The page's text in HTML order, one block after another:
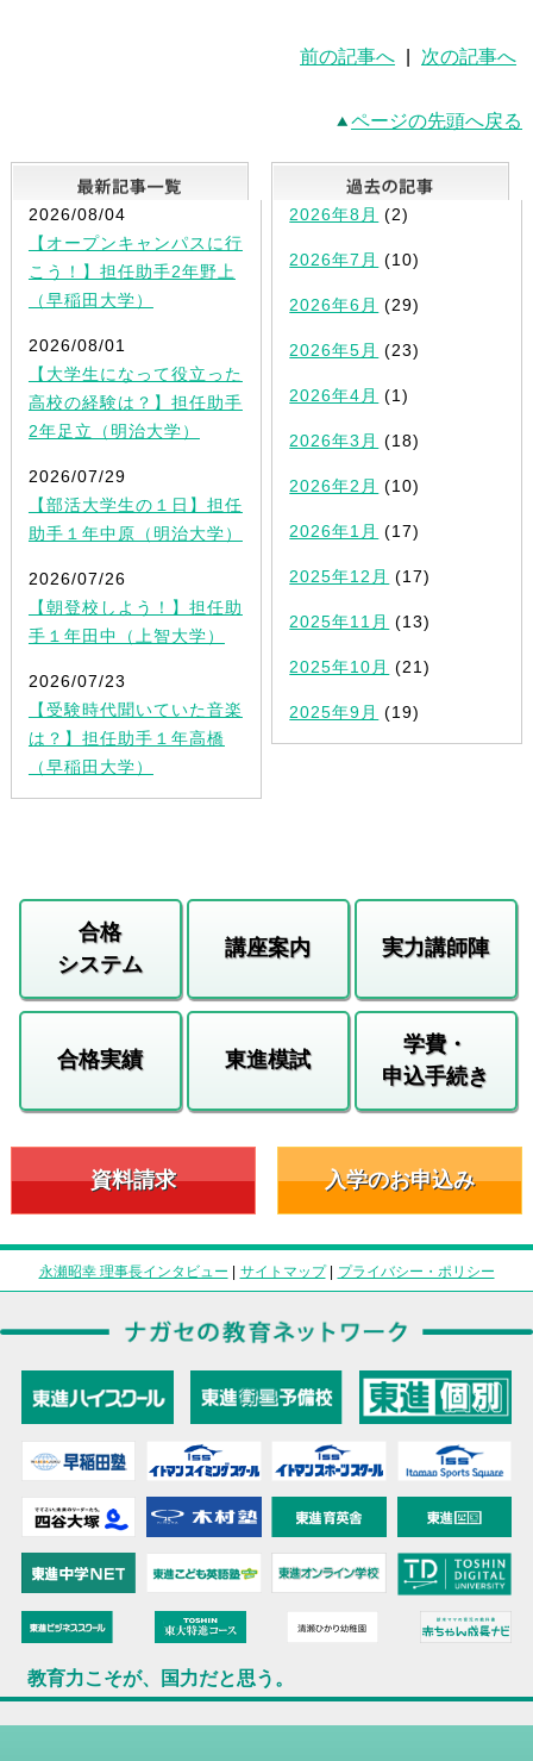
前の記事へ 次の記事へ
ページの先頭へ戻る
最新記事一覧
2026/08/04
【オープンキャンパスに行
こう！】担任助手2年野上
（早稲田大学）
2026/08/01
【大学生になって役立った
高校の経験は？】担任助手
2年足立（明治大学）
2026/07/29
【部活大学生の１日】担任
助手１年中原（明治大学）
2026/07/26
【朝登校しよう！】担任助
手１年田中（上智大学）
2026/07/23
【受験時代聞いていた音楽
は？】担任助手１年高橋
（早稲田大学）
2026年8月 (2)
2026年7月 (10)
2026年6月 (29)
2026年5月 (23)
2026年4月 (1)
2026年3月 (18)
2026年2月 (10)
2026年1月 (17)
2025年12月 (17)
2025年11月 (13)
2025年10月 (21)
2025年9月 (19)
合格
システム
講座案内 実力講師陣
合格実績 東進模試
学費・
申込手続き
資料請求 入学のお申込み
永瀬昭幸 理事長インタビュー | サイトマップ| プライバシー・ポリシー
教育力こそが、国力だと思う。